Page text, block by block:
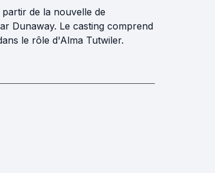
de la nouvelle de
Dunaway. Le casting comprend
le rôle d'Alma Tutwiler.